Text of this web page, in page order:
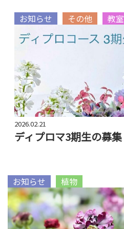
お知らせ その他 教室
2026.02.21
ディプロマ3期生の募集
お知らせ 植物